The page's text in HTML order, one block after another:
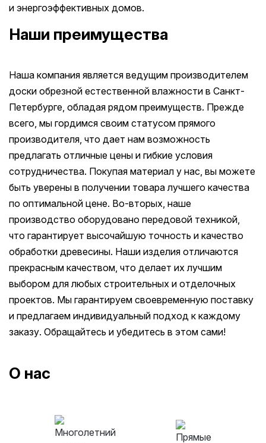
и энергоэффективных домов.
Наши преимущества
Наша компания является ведущим производителем
доски обрезной естественной влажности в Санкт-
Петербурге, обладая рядом преимуществ. Прежде
всего, мы гордимся своим статусом прямого
производителя, что дает нам возможность
предлагать отличные цены и гибкие условия
сотрудничества. Покупая материал у нас, вы можете
быть уверены в получении товара лучшего качества
по оптимальной цене. Во-вторых, наше
производство оборудовано передовой техникой,
что гарантирует высочайшую точность и качество
обработки древесины. Наши изделия отличаются
прекрасным качеством, что делает их лучшим
выбором для любых строительных и отделочных
проектов. Мы гарантируем своевременную поставку
и предлагаем индивидуальный подход к каждому
заказу. Обращайтесь и убедитесь в этом сами!
О нас